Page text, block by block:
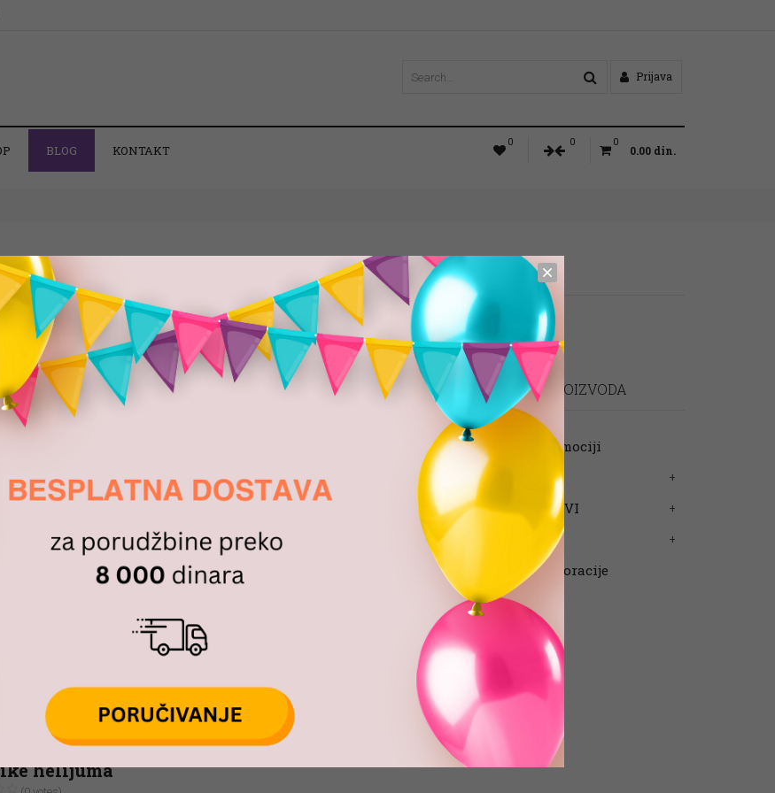
Prijava
BLOG KONTAKT
0 0 0
0.00 din.
KORPA
Nema proizvoda u korpi
KATEGORIJE PROIZVODA
Artikli na promociji
Folija baloni
Folija brojevi SVI
Lateks baloni
Oprema za dekoracije
LIST”
helijuma